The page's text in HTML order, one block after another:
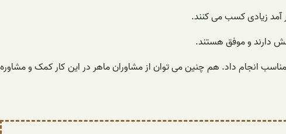
آمد زیادی کسب می کنند.
دارند و موفق هستند.
مناسب انجام داد. هم چنین می توان از مشاوران ماهر در این کار کمک و مشاوره